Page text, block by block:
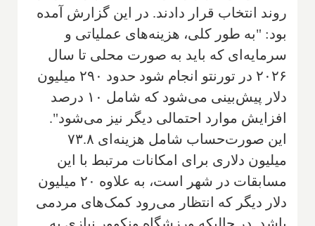
روند انتخاب قرار دادند. در این گزارش آمده
بود: "به طور کلی، هزینه‌های عملیاتی و
سرمایه‌ای که باید به صورت محلی تا سال
۲۰۲۶ در تورنتو انجام شود حدود ۲۹۰ میلیون
دلار پیش‌بینی می‌شود که شامل ۱۰ درصد
افزایش موارد احتمالی دیگر نیز می‌شود".
این صورت‌حساب شامل هزینه‌ای ۷۳.۸
میلیون دلاری برای امکانات مرتبط با این
مسابقات در شهر است، به علاوه ۲۰ میلیون
دلار دیگر که انتظار می‌رود کمک‌های مردمی